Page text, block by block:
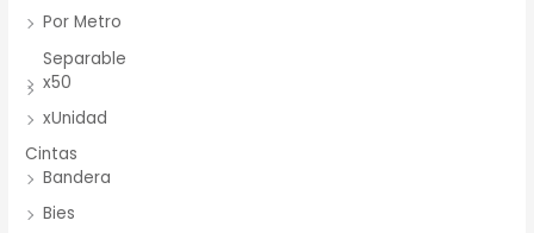
Por Metro
Separable
x50
xUnidad
Cintas
Bandera
Bies